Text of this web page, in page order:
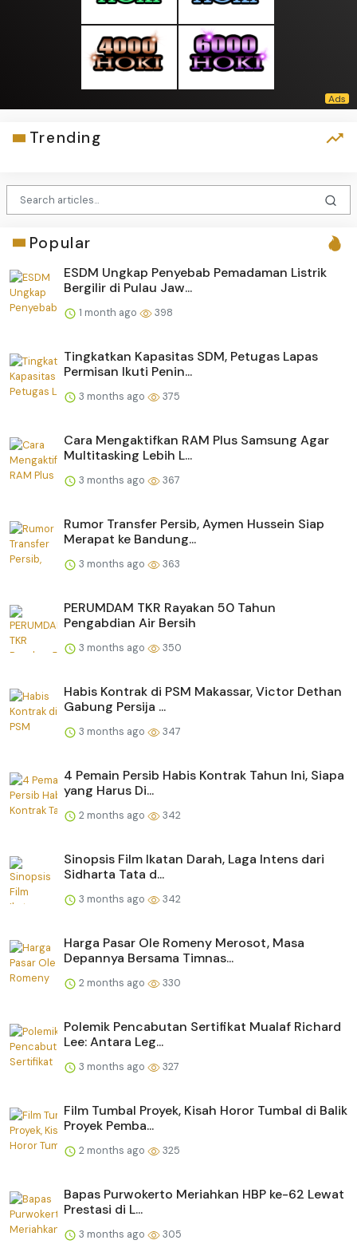
Trending
Popular
ESDM Ungkap Penyebab Pemadaman Listrik
Bergilir di Pulau Jaw...
1 month ago 398
Tingkatkan Kapasitas SDM, Petugas Lapas
Permisan Ikuti Penin...
3 months ago 375
Cara Mengaktifkan RAM Plus Samsung Agar
Multitasking Lebih L...
3 months ago 367
Rumor Transfer Persib, Aymen Hussein Siap
Merapat ke Bandung...
3 months ago 363
PERUMDAM TKR Rayakan 50 Tahun
Pengabdian Air Bersih
3 months ago 350
Habis Kontrak di PSM Makassar, Victor Dethan
Gabung Persija ...
3 months ago 347
4 Pemain Persib Habis Kontrak Tahun Ini, Siapa
yang Harus Di...
2 months ago 342
Sinopsis Film Ikatan Darah, Laga Intens dari
Sidharta Tata d...
3 months ago 342
Harga Pasar Ole Romeny Merosot, Masa
Depannya Bersama Timnas...
2 months ago 330
Polemik Pencabutan Sertifikat Mualaf Richard
Lee: Antara Leg...
3 months ago 327
Film Tumbal Proyek, Kisah Horor Tumbal di Balik
Proyek Pemba...
2 months ago 325
Bapas Purwokerto Meriahkan HBP ke-62 Lewat
Prestasi di L...
3 months ago 305